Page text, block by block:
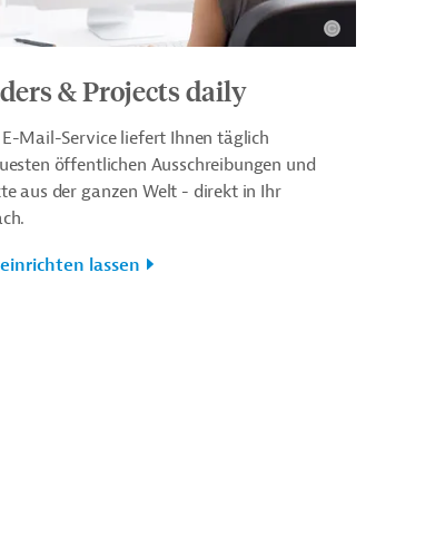
& Projects daily
E-Mail-Service liefert Ihnen täglich
öffentlichen Ausschreibungen und
aus der ganzen Welt - direkt in Ihr
lassen